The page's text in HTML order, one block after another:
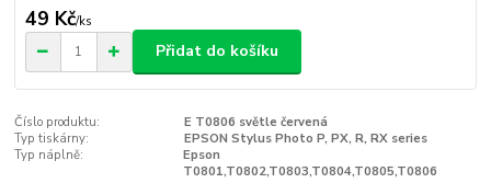
49 Kč/ks
Přidat do košíku
Číslo produktu:
E T0806 světle červená
Typ tiskárny:
EPSON Stylus Photo P, PX, R, RX series
Typ náplně:
Epson
T0801,T0802,T0803,T0804,T0805,T0806